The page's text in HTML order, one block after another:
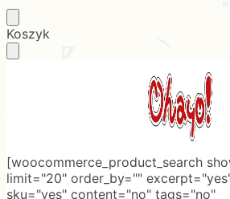
Skip
to
Skip
to
Koszyk
[woocommerce_product_search
limit="20" order_by=""
sku="yes" content="no" tags="no"